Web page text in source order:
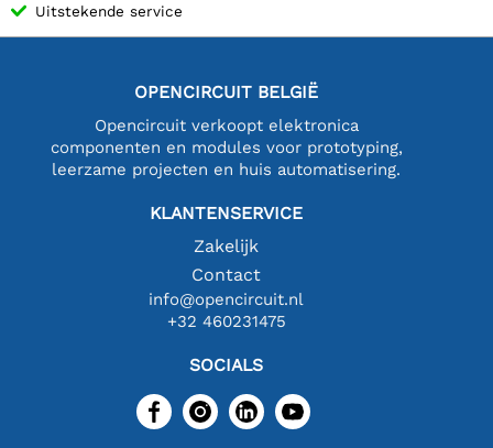
Uitstekende service
OPENCIRCUIT BELGIË
Opencircuit verkoopt elektronica
componenten en modules voor prototyping,
leerzame projecten en huis automatisering.
KLANTENSERVICE
Zakelijk
Contact
info@opencircuit.nl
+32 460231475
SOCIALS